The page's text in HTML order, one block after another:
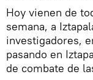
Hoy vienen de
semana, a
investigadores,
pasando en
de combate de